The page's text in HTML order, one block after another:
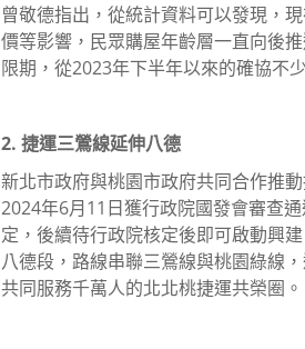
曾敬德指出，從統計資料可以發現，
價等影響，民眾購屋年齡層一直向後
限期，從2023年下半年以來的確協不
2. 捷運三鶯線延伸八德
新北市政府與桃園市政府共同合作推
2024年6月11日獲行政院國發會審查
定，後續待行政院核定後即可啟動興
八德段，路線串聯三鶯線與桃園綠線
共同服務千萬人的北北桃捷運共榮圈。